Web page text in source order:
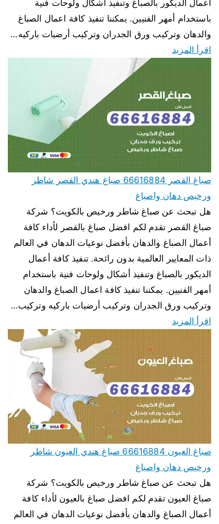
أعمال الديكور بالصباغ وتنفيذ أشكال ولوحات فنية
باستخدام أمهر الفنيين. يمكننا تنفيذ كافة اعمال الصباغ
والدهان وتركيب ورق الجدران وتركيب أرضيات باركيه…
اقرأ المزيد
صباغ القصر 66616884 صباغ هندي القصر شاطر
ورخيص دهان واصباغ
هل تبحث عن صباغ شاطر ورخيص بالكويت؟ شركة
صباغ القصر تقدم لكم افضل صباغ بالقصر لأداء كافة
أعمال الصباغ والدهان بأفضل نوعيات الدهان في العالم
ذات المعايير العالمية بدون رائحة. تنفيذ كافة أعمال
الديكور بالصباغ وتنفيذ أشكال ولوحات فنية باستخدام
أمهر الفنيين. يمكننا تنفيذ كافة اعمال الصباغ والدهان
وتركيب ورق الجدران وتركيب أرضيات باركيه وتركيب…
اقرأ المزيد
صباغ العيون 66616884 صباغ هندي العيون شاطر
ورخيص دهان واصباغ
هل تبحث عن صباغ شاطر ورخيص بالكويت؟ شركة
صباغ العيون تقدم لكم افضل صباغ بالعيون لأداء كافة
أعمال الصباغ والدهان بأفضل نوعيات الدهان في العالم